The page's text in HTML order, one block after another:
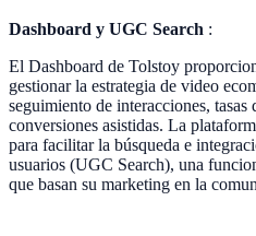
Dashboard y UGC Search :
El Dashboard de Tolstoy
gestionar la estrategia de video
seguimiento de interacciones,
conversiones asistidas. La
para facilitar la búsqueda e
usuarios (UGC Search), una
que basan su marketing en la